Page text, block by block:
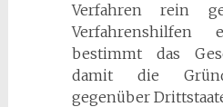
Verfahren rein
bestimmt das
damit die
gegenüber